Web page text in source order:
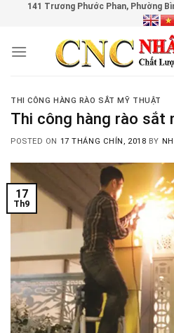
content
141 Trương Phước Phan, Phường
THI CÔNG HÀNG RÀO SẮT MỸ THUẬT
Thi công hàng rào sắt
POSTED ON 17 THÁNG CHÍN, 2018 BY
17
Th9